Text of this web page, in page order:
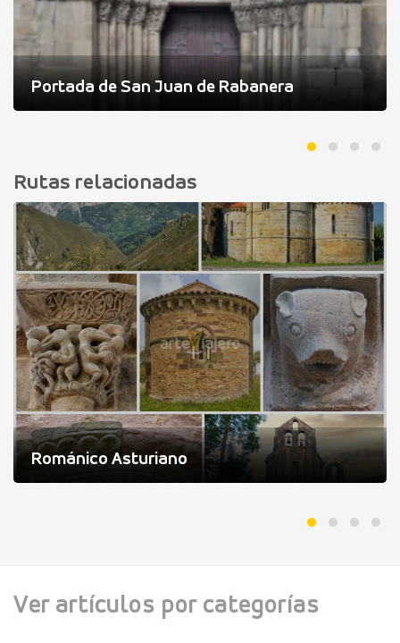
Portada de San Juan de Rabanera
Rutas relacionadas
Románico Asturiano
Ver artículos por categorías